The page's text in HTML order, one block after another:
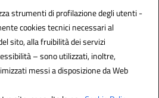
strumenti di profilazione degli utenti -
cookies tecnici necessari al
sito, alla fruibilità dei servizi
– sono utilizzati, inoltre,
messi a disposizione da Web
(IPA): istsc_CTIC83200R
UF7TEB
by 3D Solution S.r.l.